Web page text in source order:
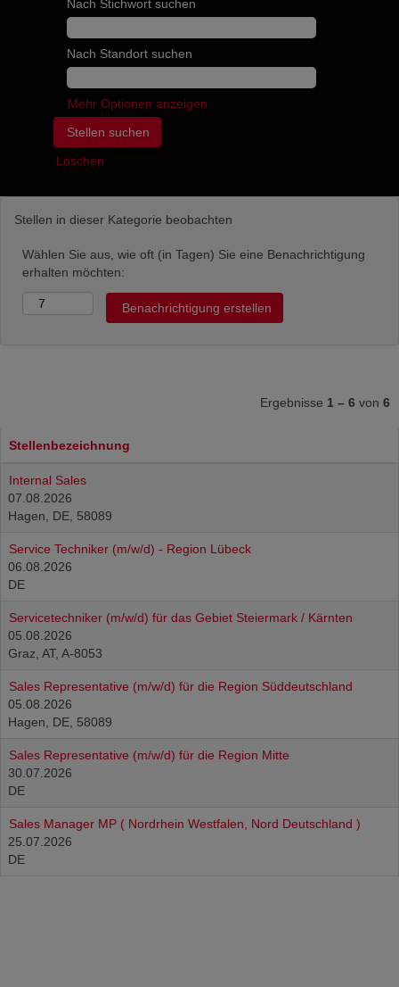
Nach Stichwort suchen
Nach Standort suchen
Mehr Optionen anzeigen
Löschen
Stellen in dieser Kategorie beobachten
Wählen Sie aus, wie oft (in Tagen) Sie eine Benachrichtigung
erhalten möchten:
Ergebnisse 1 – 6 von 6
Stellenbezeichnung
Internal Sales
07.08.2026
Hagen, DE, 58089
Service Techniker (m/w/d) - Region Lübeck
06.08.2026
DE
Servicetechniker (m/w/d) für das Gebiet Steiermark / Kärnten
05.08.2026
Graz, AT, A-8053
Sales Representative (m/w/d) für die Region Süddeutschland
05.08.2026
Hagen, DE, 58089
Sales Representative (m/w/d) für die Region Mitte
30.07.2026
DE
Sales Manager MP ( Nordrhein Westfalen, Nord Deutschland )
25.07.2026
DE